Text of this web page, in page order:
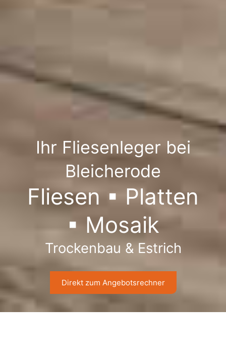
Ihr Fliesenleger bei
Bleicherode
Fliesen ▪︎ Platten
▪︎ Mosaik
Trockenbau & Estrich
Direkt zum Angebotsrechner